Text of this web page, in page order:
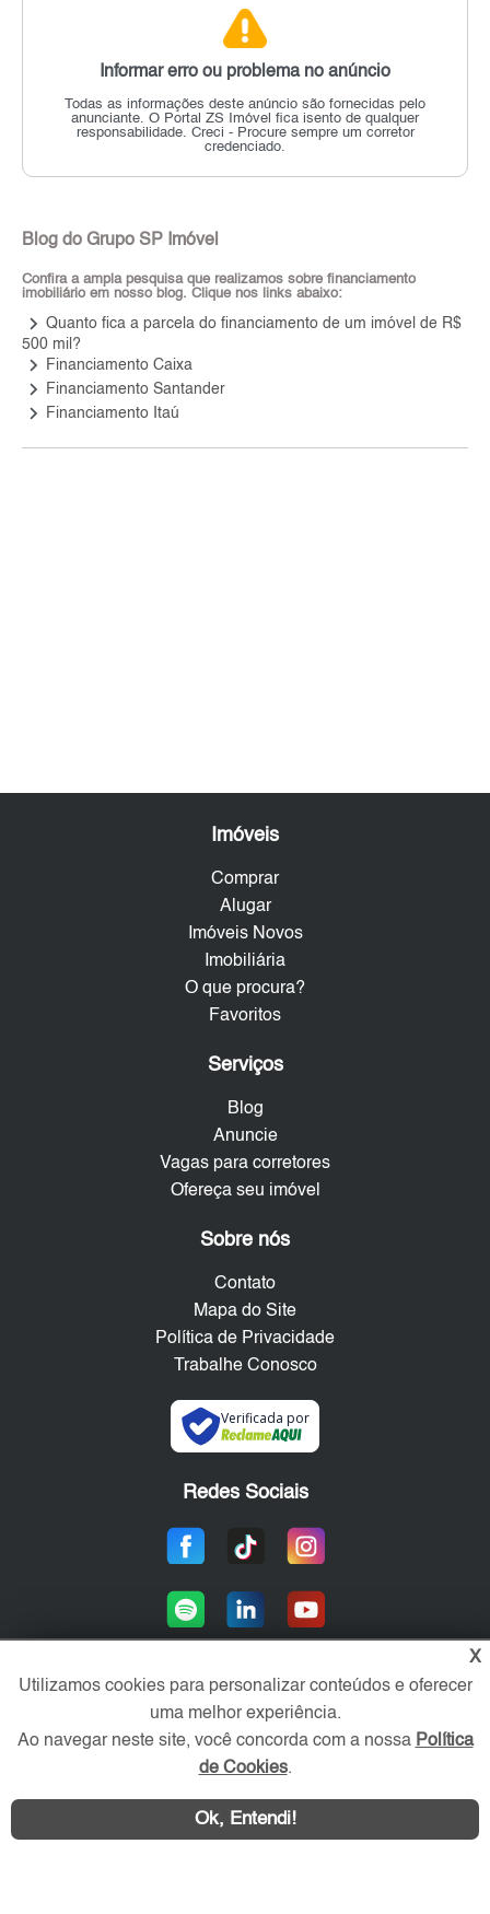
Informar erro ou problema no anúncio
Todas as informações deste anúncio são fornecidas pelo
anunciante. O Portal ZS Imóvel fica isento de qualquer
responsabilidade. Creci - Procure sempre um corretor
credenciado.
Blog do Grupo SP Imóvel
Confira a ampla pesquisa que realizamos sobre financiamento
imobiliário em nosso blog. Clique nos links abaixo:
keyboard_arrow_right Quanto fica a parcela do financiamento de um imóvel de R$
500 mil?
keyboard_arrow_right Financiamento Caixa
keyboard_arrow_right Financiamento Santander
keyboard_arrow_right Financiamento Itaú
WhatsApp Contatar
Imóveis
Comprar
Alugar
Imóveis Novos
Imobiliária
O que procura?
Favoritos
Serviços
Blog
Anuncie
Vagas para corretores
Ofereça seu imóvel
Sobre nós
Contato
Mapa do Site
Política de Privacidade
Trabalhe Conosco
Verificada por
Redes Sociais
Área exclusiva aos anunciantes,
acesse sua conta:
X
Utilizamos cookies para personalizar conteúdos e oferecer
uma melhor experiência.
Ao navegar neste site, você concorda com a nossa Política
de Cookies.
Ok, Entendi!